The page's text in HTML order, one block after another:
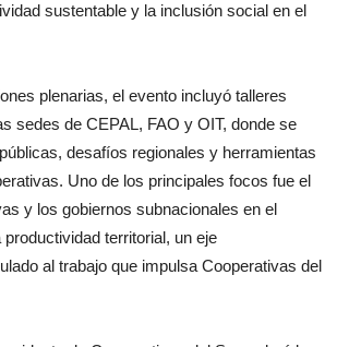
sustentable y la inclusión social en el
plenarias, el evento incluyó talleres
sedes de CEPAL, FAO y OIT, donde se
desafíos regionales y herramientas
Uno de los principales focos fue el
y los gobiernos subnacionales en el
territorial, un eje
al trabajo que impulsa Cooperativas del